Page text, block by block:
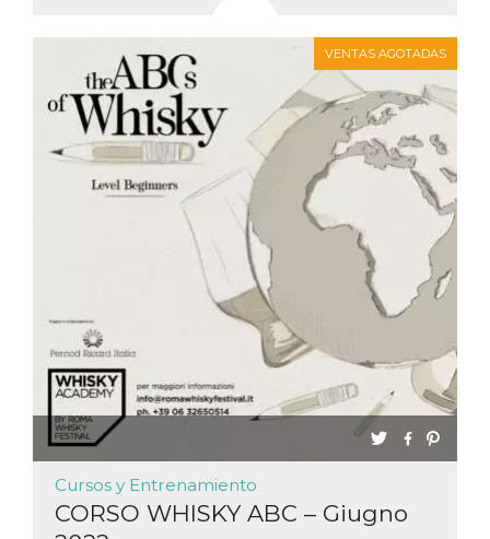
VENTAS AGOTADAS
Cursos y Entrenamiento
CORSO WHISKY ABC – Giugno